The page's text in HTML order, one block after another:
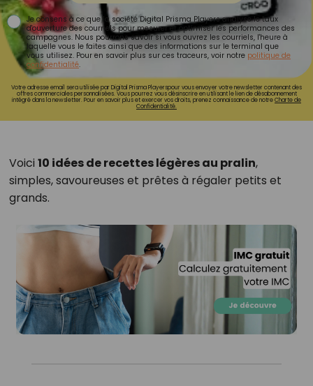
Je consens à ce que la société Digital Prisma Players analyse le taux
d'ouverture des courriels pour mesurer et optimiser les performances des
campagnes. Nous pourrons savoir si vous ouvrez les courriels, l'heure à
laquelle vous le faites ainsi que des informations sur le terminal que
vous utilisez. Pour en savoir plus sur ces traceurs, voir notre politique de
confidentialité.
Votre adresse email sera utilisée par Digital Prisma Playerspour vous envoyer votre newsletter contenant des
offres commerciales personnalisées. Vous pourrez vous désinscrire en utilisant le lien de désabonnement
intégré dans la newsletter. Pour en savoir plus et exercer vos droits, prenez connaissance de notreCharte de
Confidentialité.
Voici 10 idées de recettes légères au pralin,
simples, savoureuses et prêtes à régaler petits et
grands.